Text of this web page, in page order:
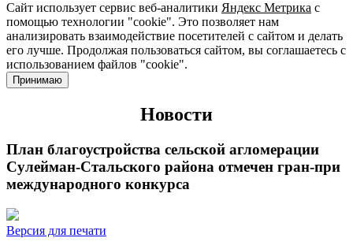
Сайт использует сервис веб-аналитики Яндекс Метрика с
помощью технологии "cookie". Это позволяет нам
анализировать взаимодействие посетителей с сайтом и делать
его лучше. Продолжая пользоваться сайтом, вы соглашаетесь с
использованием файлов "cookie".
Принимаю
Новости
План благоустройства сельской агломерации
Сулейман-Стальского района отмечен гран-при
международного конкурса
Версия для печати